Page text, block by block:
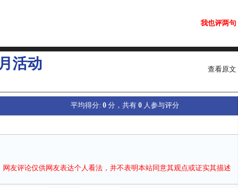
我也评两句
活动 查看原文
平均得分: 0 分，共有 0 人参与评分
网友评论仅供网友表达个人看法，并不表明本站同意其观点或证实其描述